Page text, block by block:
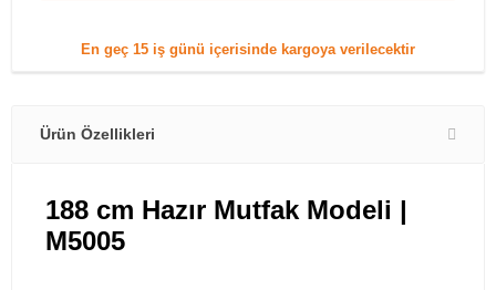
En geç 15 iş günü içerisinde kargoya verilecektir
Ürün Özellikleri
188 cm Hazır Mutfak Modeli |
M5005